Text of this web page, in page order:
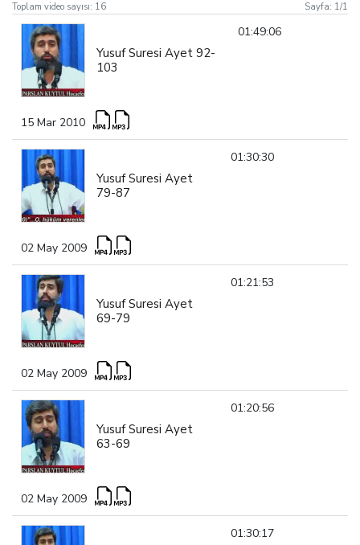
Toplam video sayısı: 16 Sayfa: 1/1
Yusuf Suresi Ayet 92-
103
01:49:06
15 Mar 2010
Yusuf Suresi Ayet
79-87
01:30:30
02 May 2009
Yusuf Suresi Ayet
69-79
01:21:53
02 May 2009
Yusuf Suresi Ayet
63-69
01:20:56
02 May 2009
01:30:17